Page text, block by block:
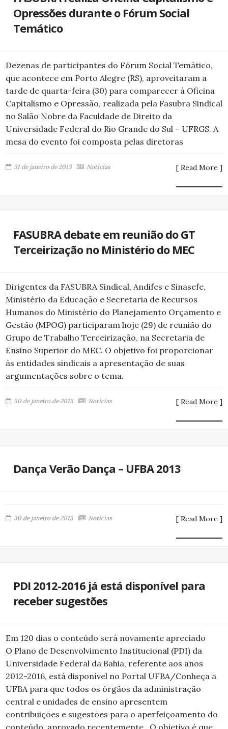
Opressões durante o Fórum Social
Temático
Dezenas de participantes do Fórum Social Temático,
que acontece em Porto Alegre (RS), aproveitaram a
tarde de quarta-feira (30) para comparecer à Oficina
Capitalismo e Opressão, realizada pela Fasubra Sindical
no Salão Nobre da Faculdade de Direito da
Universidade Federal do Rio Grande do Sul – UFRGS. A
mesa do evento foi composta pelas diretoras
31 de janeiro de 2013 Notícias [ Read More ]
FASUBRA debate em reunião do GT
Terceirização no Ministério do MEC
Dirigentes da FASUBRA Sindical, Andifes e Sinasefe,
Ministério da Educação e Secretaria de Recursos
Humanos do Ministério do Planejamento Orçamento e
Gestão (MPOG) participaram hoje (29) de reunião do
Grupo de Trabalho Terceirização, na Secretaria de
Ensino Superior do MEC. O objetivo foi proporcionar
às entidades sindicais a apresentação de suas
argumentações sobre o tema.
30 de janeiro de 2013 Notícias [ Read More ]
Dança Verão Dança – UFBA 2013
30 de janeiro de 2013 Notícias [ Read More ]
PDI 2012-2016 já está disponível para
receber sugestões
Em 120 dias o conteúdo será novamente apreciado
O Plano de Desenvolvimento Institucional (PDI) da
Universidade Federal da Bahia, referente aos anos
2012-2016, está disponível no Portal UFBA/Conheça a
UFBA para que todos os órgãos da administração
central e unidades de ensino apresentem
contribuições e sugestões para o aperfeiçoamento do
conteúdo, aprovado recentemente. O objetivo é que,